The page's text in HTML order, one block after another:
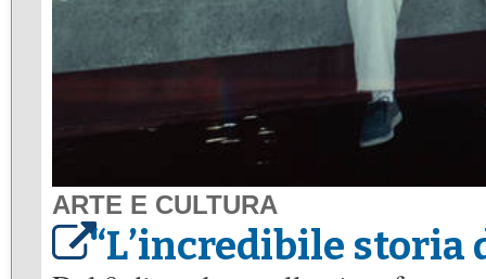
ARTE E CULTURA
“L’incredibile storia